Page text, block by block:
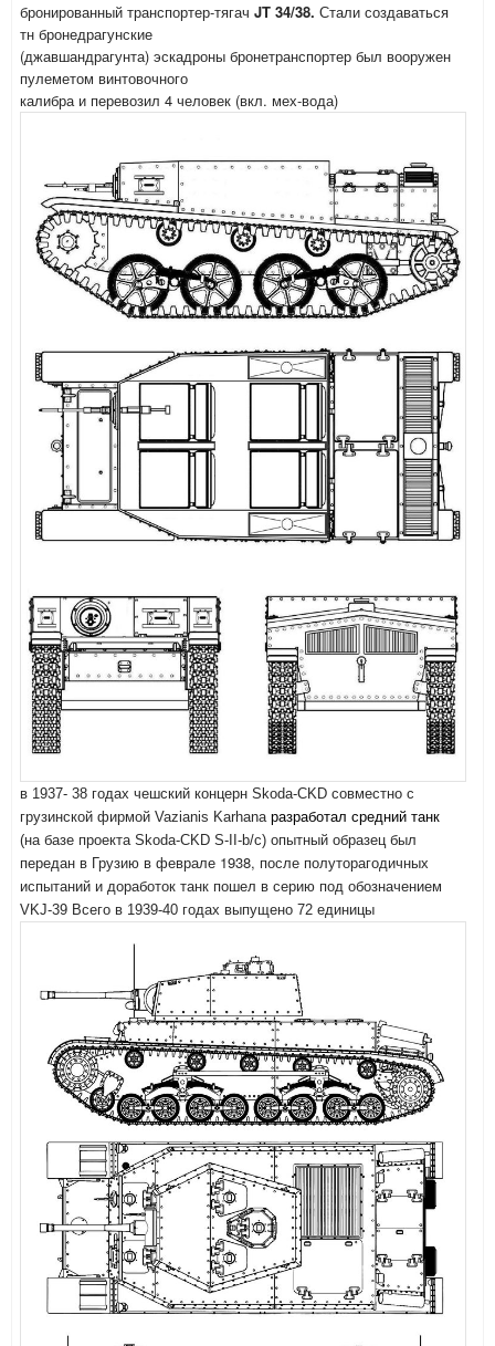
бронированный транспортер-тягач JT 34/38. Стали создаваться
тн бронедрагунские
(джавшандрагунта) эскадроны бронетранспортер был вооружен
пулеметом винтовочного
калибра и перевозил 4 человек (вкл. мех-вода)
в 1937- 38 годах чешский концерн Skoda-CKD совместно с
грузинской фирмой Vazianis Karhana разработал средний танк
(на базе проекта Skoda-CKD S-II-b/c) опытный образец был
передан в Грузию в феврале 1938, после полуторагодичных
испытаний и доработок танк пошел в серию под обозначением
VKJ-39 Всего в 1939-40 годах выпущено 72 единицы